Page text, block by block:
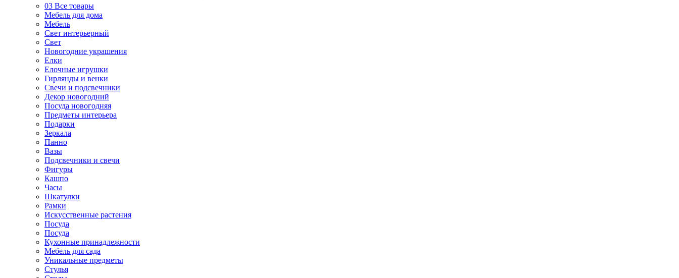
03 Все товары
Мебель для дома
Мебель
Свет интерьерный
Свет
Новогодние украшения
Елки
Елочные игрушки
Гирлянды и венки
Свечи и подсвечники
Декор новогодний
Посуда новогодняя
Предметы интерьера
Подарки
Зеркала
Панно
Вазы
Подсвечники и свечи
Фигуры
Кашпо
Часы
Шкатулки
Рамки
Искусственные растения
Посуда
Посуда
Кухонные принадлежности
Мебель для сада
Уникальные предметы
Стулья